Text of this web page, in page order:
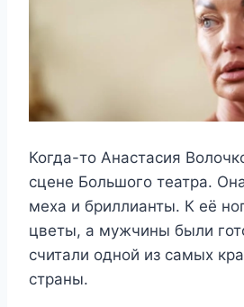
Когда-то Анастасия
сцене Большого театра.
меха и бриллианты. К её
цветы, а мужчины были
считали одной из самых
страны.